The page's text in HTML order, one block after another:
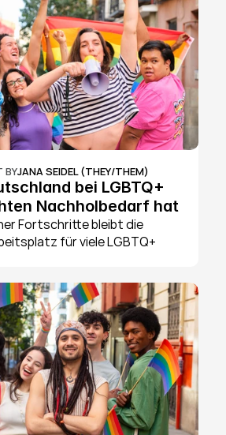
BYJANA SEIDEL (THEY/THEM)
bei LGBTQ+
Nachholbedarf hat
Fortschritte bleibt die
für viele LGBTQ+